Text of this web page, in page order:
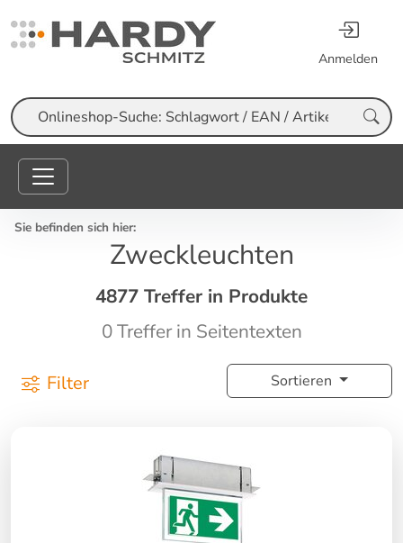
Anmelden
Suche
Sie befinden sich hier:
Zweckleuchten
4877 Treffer in Produkte
0 Treffer in Seitentexten
Filter Sortieren